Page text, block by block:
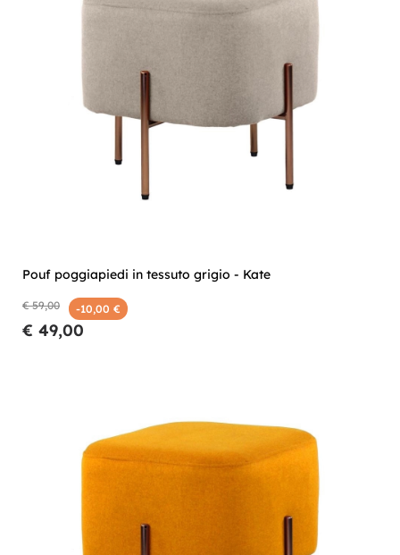
Pouf poggiapiedi in tessuto grigio - Kate
€ 59,00 -10,00 €
€ 49,00